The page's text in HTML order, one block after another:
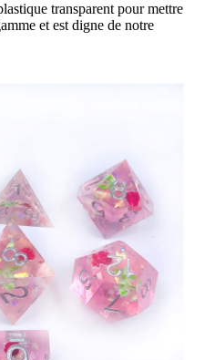
transparent pour mettre
et est digne de notre